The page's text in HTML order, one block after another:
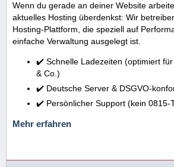
Wenn du gerade an deiner Website
aktuelles Hosting überdenkst: Wir
Hosting-Plattform, die speziell auf
einfache Verwaltung ausgelegt ist.
✔️ Schnelle Ladezeiten (optimiert
& Co.)
✔️ Deutsche Server & DSGVO-
✔️ Persönlicher Support (kein 0815-
Mehr erfahren